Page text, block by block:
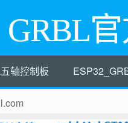
GRBL
轴控制板